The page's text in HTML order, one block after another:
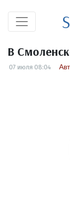
В
07 июля 08:04